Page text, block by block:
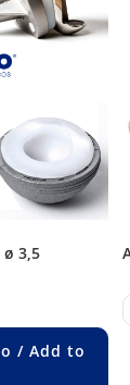
/ Add to